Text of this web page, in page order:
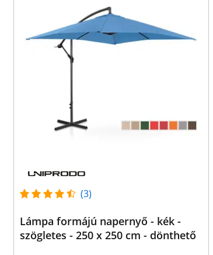
(3)
Lámpa formájú napernyő - kék -
szögletes - 250 x 250 cm - dönthető